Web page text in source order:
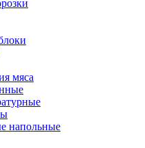
мяса
напольные